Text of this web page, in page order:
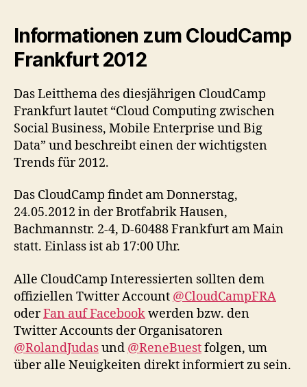
Informationen zum CloudCamp
Frankfurt 2012
Das Leitthema des diesjährigen CloudCamp
Frankfurt lautet “Cloud Computing zwischen
Social Business, Mobile Enterprise und Big
Data” und beschreibt einen der wichtigsten
Trends für 2012.
Das CloudCamp findet am Donnerstag,
24.05.2012 in der Brotfabrik Hausen,
Bachmannstr. 2-4, D-60488 Frankfurt am Main
statt. Einlass ist ab 17:00 Uhr.
Alle CloudCamp Interessierten sollten dem
offiziellen Twitter Account @CloudCampFRA
oderFan auf Facebookwerden bzw. den
Twitter Accounts der Organisatoren
@RolandJudasund @ReneBuestfolgen, um
über alle Neuigkeiten direkt informiert zu sein.